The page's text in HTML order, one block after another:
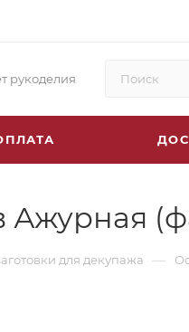
рукоделия
Ажурная
для декупажа —